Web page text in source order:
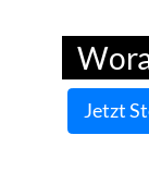
Jetzt